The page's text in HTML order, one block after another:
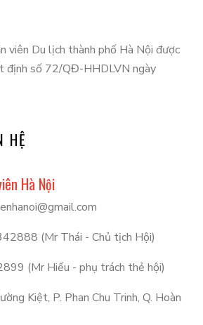
viên Du lịch thành phố Hà Nội được
định số 72/QĐ-HHDLVN ngày
HỆ
Hà Nội
(Mr Thái - Chủ tịch Hội)
(Mr Hiếu - phụ trách thẻ hội)
Kiệt, P. Phan Chu Trinh, Q. Hoàn